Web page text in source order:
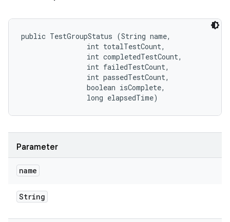
public TestGroupStatus (String name,
                int totalTestCount,
                int completedTestCount,
                int failedTestCount,
                int passedTestCount,
                boolean isComplete,
                long elapsedTime)
Parameter
name
String